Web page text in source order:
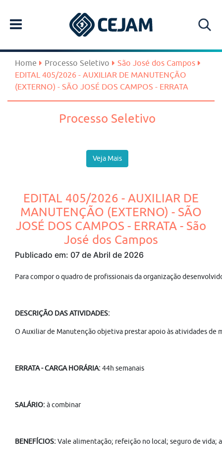
Home Processo Seletivo
São José dos Campos
EDITAL 405/2026 - AUXILIAR DE MANUTENÇÃO
(EXTERNO) - SÃO JOSÉ DOS CAMPOS - ERRATA
Processo Seletivo
Veja Mais
EDITAL 405/2026 - AUXILIAR DE
MANUTENÇÃO (EXTERNO) - SÃO
JOSÉ DOS CAMPOS - ERRATA - São
José dos Campos
Publicado em: 07 de Abril de 2026
Para compor o quadro de profissionais da organização
DESCRIÇÃO DAS ATIVIDADES:
O Auxiliar de Manutenção objetiva prestar apoio às atividades
ERRATA - CARGA HORÁRIA:44h semanais
SALÁRIO:à combinar
BENEFÍCIOS:Vale alimentação; refeição no local; seguro de vida;